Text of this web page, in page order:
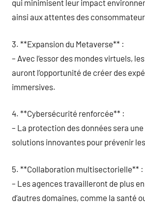
qui minimisent leur impact
ainsi aux attentes des
3. **Expansion du Metaverse** :
– Avec l’essor des mondes virtuels,
auront l’opportunité de créer des
immersives.
4. **Cybersécurité renforcée** :
– La protection des données sera
solutions innovantes pour prévenir
5. **Collaboration multisectorielle** :
– Les agences travailleront de plus
d’autres domaines, comme la santé